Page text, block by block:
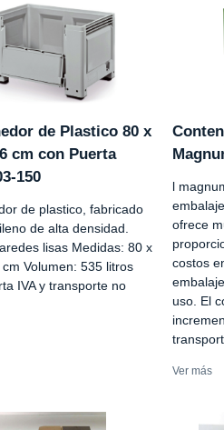
de Plastico 80 x
cm con Puerta
150
de plastico, fabricado
de alta densidad.
lisas Medidas: 80 x
Volumen: 535 litros
IVA y transporte no
l
ofrece
costos
uso. El
Ver más